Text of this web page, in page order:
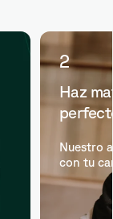
2
Haz
Nuestro
con tu